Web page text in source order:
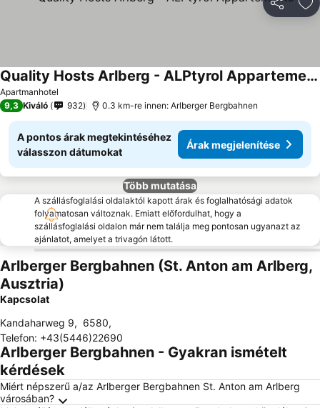
Apartmanhotel
Quality Hosts Arlberg - ALPtyrol Appartements
9,3 Kiváló 932 0.3 km-re innen: Arlberger Bergbahnen
A pontos árak megtekintéséhez
válasszon dátumokat
Árak megjelenítése
Több mutatása
A szállásfoglalási oldalaktól kapott árak és foglalhatósági adatok
folyamatosan változnak. Emiatt előfordulhat, hogy a
szállásfoglalási oldalon már nem találja meg pontosan ugyanazt az
ajánlatot, amelyet a trivagón látott.
Arlberger Bergbahnen (St. Anton am Arlberg,
Ausztria)
Kapcsolat
Kandaharweg 9, 6580,
Telefon: +43(5446)22690
Arlberger Bergbahnen - Gyakran ismételt
kérdések
Miért népszerű a/az Arlberger Bergbahnen St. Anton am Arlberg
városában?